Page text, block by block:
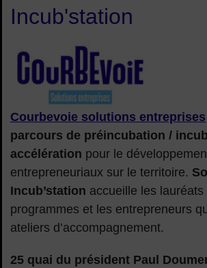
Incub'station
Logo Courbevoie solutions entreprises
Courbevoie solutions entreprises
parcours de préincubation /
accélération pour le
entrepreneuriaux sur le territoire.
Incub’station accueille les lauréats
programmes et les entrepreneurs
ateliers d’accompagnement.
25 quai du président Paul